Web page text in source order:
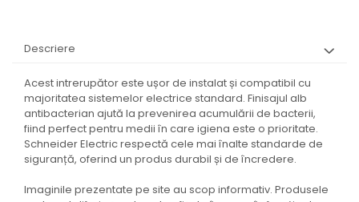
Descriere
Acest intrerupător este ușor de instalat și compatibil cu
majoritatea sistemelor electrice standard. Finisajul alb
antibacterian ajută la prevenirea acumulării de bacterii,
fiind perfect pentru medii în care igiena este o prioritate.
Schneider Electric respectă cele mai înalte standarde de
siguranță, oferind un produs durabil și de încredere.
Imaginile prezentate pe site au scop informativ. Produsele